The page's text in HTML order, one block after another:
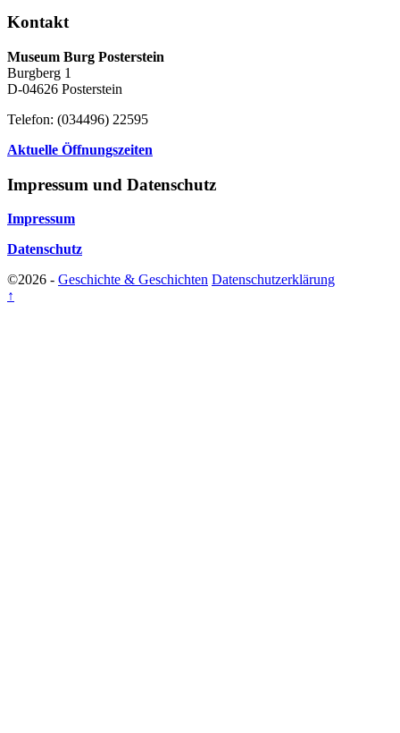
Kontakt
Museum Burg Posterstein
Burgberg 1
D-04626 Posterstein
Telefon: (034496) 22595
Aktuelle Öffnungszeiten
Impressum und Datenschutz
Impressum
Datenschutz
©2026 - Geschichte & Geschichten Datenschutzerklärung
↑